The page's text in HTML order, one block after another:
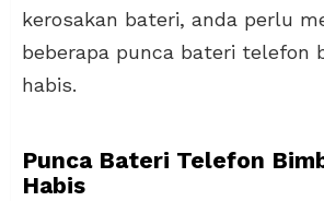
kerosakan bateri, anda perlu
beberapa punca bateri telefon
habis.
Punca Bateri Telefon
Habis